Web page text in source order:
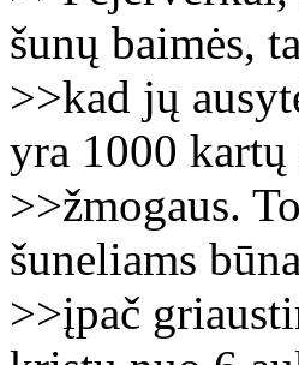
šunų baimės,
>>kad jų
yra 1000 kartų
>>žmogaus.
šuneliams
>>įpač